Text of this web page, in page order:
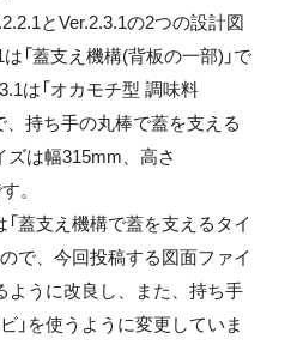
とVer.2.3.1の2つの設計図
「蓋支え機構(背板の一部)」で
は「オカモチ型 調味料
、持ち手の丸棒で蓋を支える
ズは幅315mm、高さ
。
蓋支え機構で蓋を支えるタイ
で、今回投稿する図面ファイ
ように改良し、また、持ち手
」を使うように変更していま